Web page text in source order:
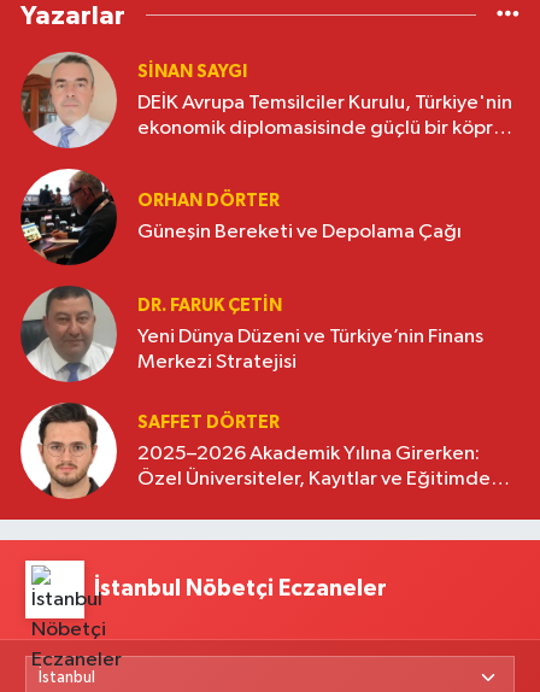
Yazarlar
SINAN SAYGI
DEİK Avrupa Temsilciler Kurulu, Türkiye'nin
ekonomik diplomasisinde güçlü bir köprü
ORHAN DÖRTER
Güneşin Bereketi ve Depolama Çağı
DR. FARUK ÇETİN
Yeni Dünya Düzeni ve Türkiye’nin Finans
Merkezi Stratejisi
SAFFET DÖRTER
2025–2026 Akademik Yılına Girerken:
Özel Üniversiteler, Kayıtlar ve Eğitimde
İstanbul Nöbetçi Eczaneler